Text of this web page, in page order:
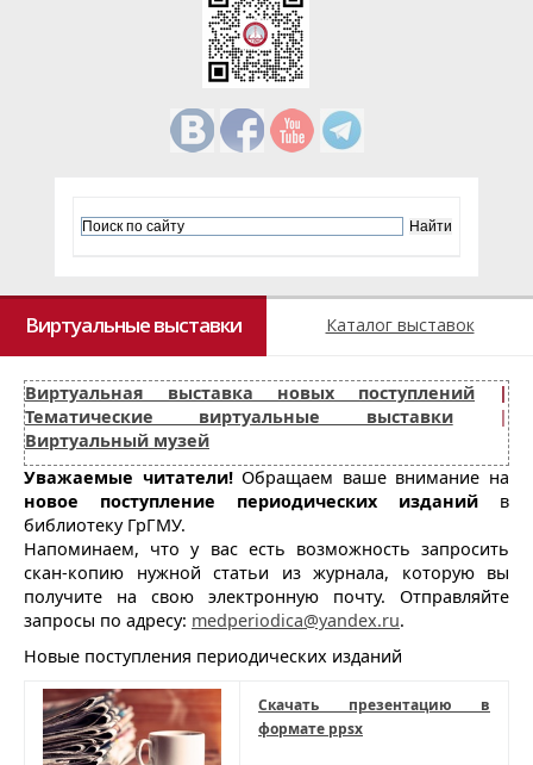
Виртуальные выставки Каталог выставок
Виртуальная выставка новых поступлений |
Тематические виртуальные выставки|
Виртуальный музей
Уважаемые читатели!Обращаем ваше внимание на
новое поступление периодических изданий в
библиотеку ГрГМУ.
Напоминаем, что у вас есть возможность запросить
скан-копию нужной статьи из журнала, которую вы
получите на свою электронную почту. Отправляйте
запросы по адресу: medperiodica@yandex.ru.
Новые поступления периодических изданий
Скачать презентацию в
формате ppsx